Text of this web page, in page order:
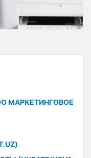
МАРКЕТИНГОВОЕ